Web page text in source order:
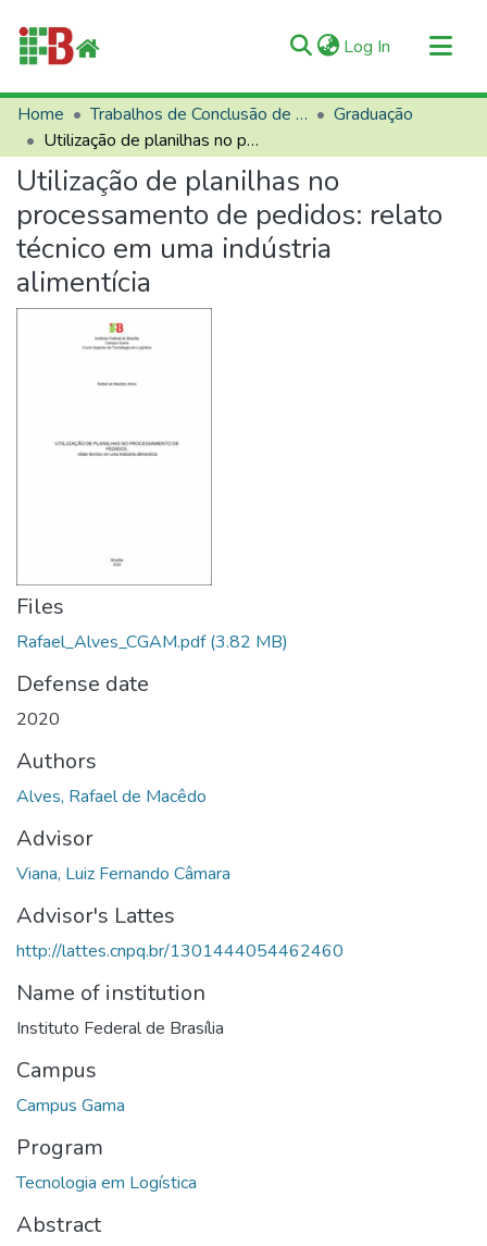
Log In (current)
Communities & Collections
All of RIIFB
Manuals and Terms
Statistics
About RIIFB
Help
Home Trabalhos de Conclusão de Curso (TCCs)
Graduação
Utilização de planilhas no processamento de pedidos: relato técnico em uma indústria alimentícia
Utilização de planilhas no
processamento de pedidos: relato
técnico em uma indústria
alimentícia
Files
Rafael_Alves_CGAM.pdf(3.82 MB)
Defense date
2020
Authors
Alves, Rafael de Macêdo
Advisor
Viana, Luiz Fernando Câmara
Advisor's Lattes
http://lattes.cnpq.br/1301444054462460
Name of institution
Instituto Federal de Brasília
Campus
Campus Gama
Program
Tecnologia em Logística
Abstract